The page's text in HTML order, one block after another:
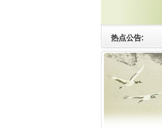
热点公告: